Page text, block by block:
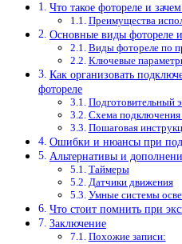
Что такое фотореле и
Преимущества
Основные виды фотореле
Виды фотореле по
Ключевые
Как организовать
фотореле
Подготовительный
Схема подключения
Пошаговая
Ошибки и нюансы при
Альтернативы и
Таймеры
Датчики движения
Умные системы
Что стоит помнить при
Заключение
Похожие записи: